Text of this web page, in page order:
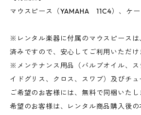
マウスピース（YAMAHA 11C4）、ケー
※レンタル楽器に付属のマウスピース
済みですので、安心してご利用いただけ
※メンテナンス用品（バルブオイル、ス
イドグリス、クロス、スワブ）及びチ
ご希望のお客様には、無料で同梱いた
希望のお客様は、レンタル商品購入後